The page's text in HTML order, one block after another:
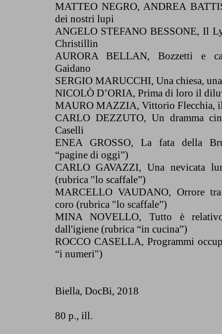
MATTEO NEGRO, ANDREA
dei nostri lupi
ANGELO STEFANO BESSONE, Il
Christillin
AURORA BELLAN, Bozzetti e
Gaidano
SERGIO MARUCCHI, Una chiesa,
NICOLÒ D’ORIA, Prima di loro il
MAURO MAZZIA, Vittorio Flecchia,
CARLO DEZZUTO, Un dramma
Caselli
ENEA GROSSO, La fata della
“pagine di oggi”)
CARLO GAVAZZI, Una nevicata
(rubrica "lo scaffale”)
MARCELLO VAUDANO, Orrore
coro (rubrica "lo scaffale”)
MINA NOVELLO, Tutto è
dall'igiene (rubrica “in cucina”)
ROCCO CASELLA, Programmi
“i numeri")
Biella, DocBi, 2018
80 p., ill.